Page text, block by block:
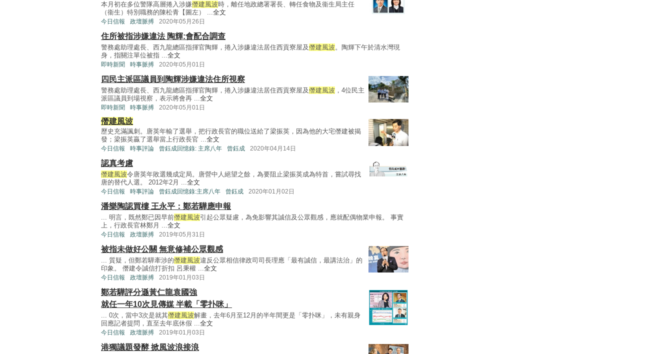
本月初在多位警隊高層捲入涉嫌僭建風波時，離任地政總署署長、轉任食物及衞生局主任
（衞生）特別職務的陳松青【圖左） ...全文
今日信報 政壇脈搏 2020年05月26日
住所被指涉嫌違法 陶輝:會配合調查
警務處助理處長、西九龍總區指揮官陶輝，捲入涉嫌違法居住西貢寮屋及僭建風波。陶輝下午於清水灣現
身，指關注單位被指 ...全文
即時新聞 時事脈搏 2020年05月01日
四民主派區議員到陶輝涉嫌違法住所視察
警務處助理處長、西九龍總區指揮官陶輝，捲入涉嫌違法居住西貢寮屋及僭建風波 ，4位民主
派區議員到場視察，表示將會再 ...全文
即時新聞 時事脈搏 2020年05月01日
僭建風波
歷史充滿諷刺。唐英年輸了選舉，把行政長官的職位送給了梁振英，因為他的大宅僭建被揭
發；梁振英贏了選舉當上行政長官 ...全文
今日信報 時事評論 曾鈺成回憶錄: 主席八年 曾鈺成 2020年04月14日
認真考慮
僭建風波令唐英年敗選幾成定局。唐營中人絕望之餘，為要阻止梁振英成為特首，嘗試尋找
唐的替代人選。 2012年2月 ...全文
今日信報 時事評論 曾鈺成回憶錄:主席八年 曾鈺成 2020年01月02日
潘樂陶認買樓 王永平：鄭若驊應申報
... 明言，既然鄭已因早前僭建風波引起公眾疑慮，為免影響其誠信及公眾觀感，應就配偶物業申報。 事實
上，行政長官林鄭月 ...全文
今日信報 政壇脈搏 2019年05月31日
被指未做好公關 無意修補公眾觀感
... 質疑，但鄭若驊牽涉的僭建風波違反公眾相信律政司司長理應「最有誠信，最講法治」的
印象。 僭建令誠信打折扣 呂秉權 ...全文
今日信報 政壇脈搏 2019年01月03日
鄭若驊評分遜黃仁龍袁國強
就任一年10次見傳媒 半載「零扑咪」
... 0次，當中3次是就其僭建風波解畫，去年6月至12月的半年間更是「零扑咪」，未有親身
回應記者提問，直至去年底休假 ...全文
今日信報 政壇脈搏 2019年01月03日
港獨議題發酵 掀風波浪接浪